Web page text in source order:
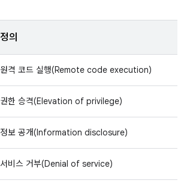
정의
원격 코드 실행(Remote code execution)
권한 승격(Elevation of privilege)
정보 공개(Information disclosure)
서비스 거부(Denial of service)